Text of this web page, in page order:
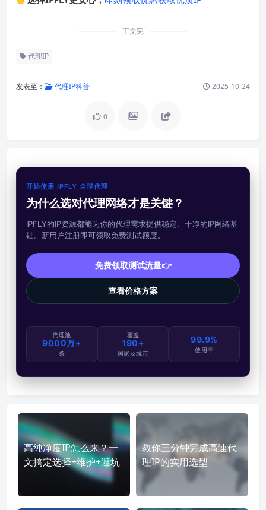
正文完
代理IP
发表至： 代理IP科普 2025-10-24
0
开始使用 IPFLY 全球代理
为什么选对代理网络才是关键？
IPFLY的IP资源都能为你的代理需求提供稳定、干净的IP网络基
础。新用户注册即可领取免费测试额度。
免费领取测试流量👉
查看价格方案
代理池
9000万+
条
覆盖
190+
国家及城市
99.9%
使用率
高纯净度IP怎么来？一
文搞定选择+维护+避坑
教你三分钟完成高速代
理IP的实用选型